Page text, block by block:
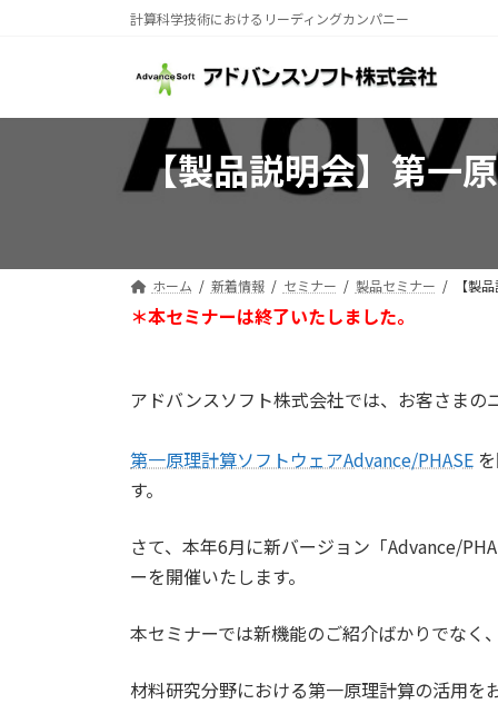
ツ
シ
計算科学技術におけるリーディングカンパニー
【製品説明会】第一
ホーム 新着情報 セミナー 製品セミナー 【製
＊本セミナーは終了いたしました。
アドバンスソフト株式会社では、お客さまの
第一原理計算ソフトウェアAdvance/PHASE
す。
さて、本年6月に新バージョン「Advance/
ーを開催いたします。
本セミナーでは新機能のご紹介ばかりでなく
材料研究分野における第一原理計算の活用を